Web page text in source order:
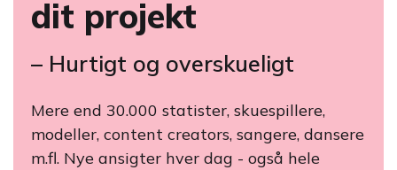
dit projekt
– Hurtigt og overskueligt
Mere end 30.000 statister, skuespillere,
modeller, content creators, sangere, dansere
m.fl. Nye ansigter hver dag - også hele